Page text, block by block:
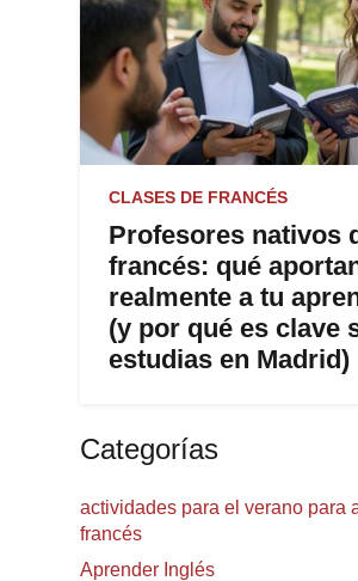
CLASES DE FRANCÉS
Profesores nativos
francés: qué
realmente a tu
(y por qué es clave
estudias en Madrid)
Categorías
actividades para el verano para
francés
Aprender Inglés